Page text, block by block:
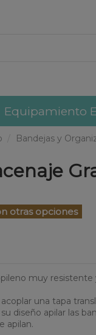
Equipamiento
Bandejas y
otras opciones
muy
una tapa
diseño apilar las
apilan.